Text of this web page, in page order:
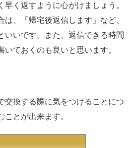
早く返すように心がけましょう。
は、「帰宅後返信します」など、
いいです。また、返信できる時間
ておくのも良いと思います。
交換する際に気をつけることにつ
ことが出来ます。